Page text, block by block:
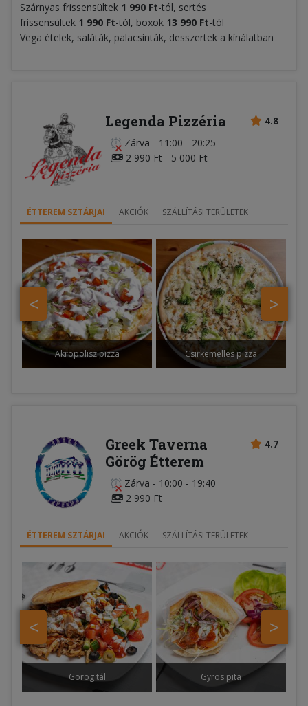
Szárnyas frissensültek 1 990 Ft-tól, sertés
frissensültek 1 990 Ft-tól, boxok 13 990 Ft-tól
Vega ételek, saláták, palacsinták, desszertek a kínálatban
4.8
Legenda Pizzéria
Zárva - 11:00 - 20:25
2 990 Ft - 5 000 Ft
ÉTTEREM SZTÁRJAI AKCIÓK SZÁLLÍTÁSI TERÜLETEK
>
<
Akropolisz pizza Csirkemelles pizza
4.7
Greek Taverna
Görög Étterem
Zárva - 10:00 - 19:40
2 990 Ft
ÉTTEREM SZTÁRJAI AKCIÓK SZÁLLÍTÁSI TERÜLETEK
>
<
Görög tál Gyros pita